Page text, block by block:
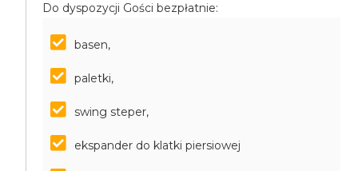
Do dyspozycji Gości bezpłatnie:
basen,
paletki,
swing steper,
ekspander do klatki piersiowej